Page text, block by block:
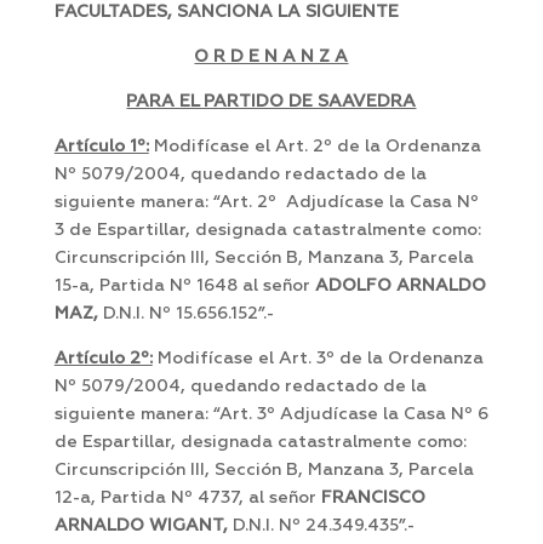
FACULTADES, SANCIONA LA SIGUIENTE
O R D E N A N Z A
PARA EL PARTIDO DE SAAVEDRA
Artículo 1º:Modifícase el Art. 2º de la Ordenanza
Nº 5079/2004, quedando redactado de la
siguiente manera: “Art. 2º Adjudícase la Casa Nº
3 de Espartillar, designada catastralmente como:
Circunscripción III, Sección B, Manzana 3, Parcela
15-a, Partida Nº 1648 al señor ADOLFO ARNALDO
MAZ, D.N.I. Nº 15.656.152”.-
Artículo 2º:Modifícase el Art. 3º de la Ordenanza
Nº 5079/2004, quedando redactado de la
siguiente manera: “Art. 3º Adjudícase la Casa Nº 6
de Espartillar, designada catastralmente como:
Circunscripción III, Sección B, Manzana 3, Parcela
12-a, Partida Nº 4737, al señor FRANCISCO
ARNALDO WIGANT, D.N.I. Nº 24.349.435”.-